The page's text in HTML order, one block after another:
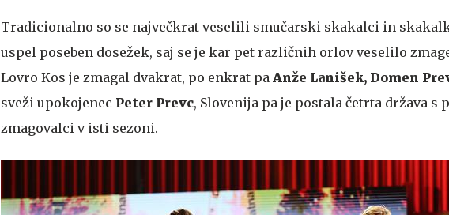
Tradicionalno so se največkrat veselili smučarski skakalci in
uspel poseben dosežek, saj se je kar pet različnih orlov veselilo
Lovro Kos je zmagal dvakrat, po enkrat pa Anže Lanišek, Domen
sveži upokojenec Peter Prevc, Slovenija pa je postala četrta država
zmagovalci v isti sezoni.